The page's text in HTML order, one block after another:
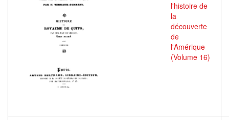
l'histoire de
la
découverte
de
l'Amérique
(Volume 16)